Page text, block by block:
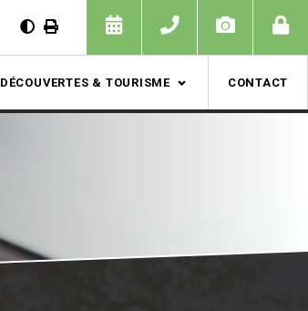
DÉCOUVERTES & TOURISME CONTACT